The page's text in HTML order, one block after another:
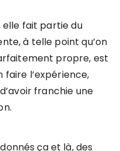
elle fait partie du
à telle point qu’on
propre, est
l’expérience,
franchie une
ça et là, des